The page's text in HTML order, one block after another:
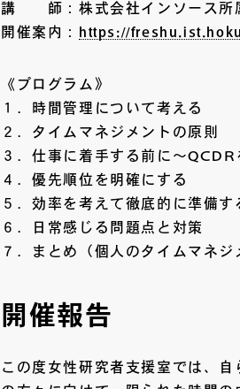
講 師：株式会社インソース所
開催案内：
https://
《プログラム》
１．時間管理について考える
２．タイムマネジメントの原則
３．仕事に着手する前に～QCDR
４．優先順位を明確にする
５．効率を考えて徹底的に準備す
６．日常感じる問題点と対策
７．まとめ（個人のタイムマネジ
開催報告
この度女性研究者支援室では、